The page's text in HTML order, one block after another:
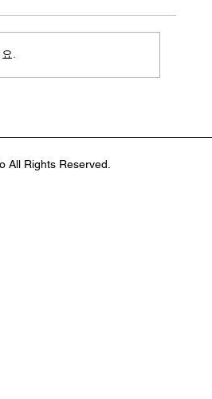
Shore :1947~ )
.
All Rights Reserved.